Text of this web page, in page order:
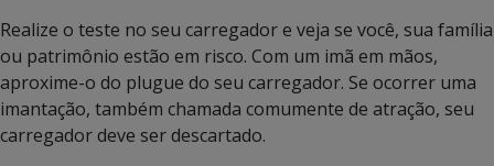
Realize o teste no seu carregador e veja se você, sua família
ou patrimônio estão em risco. Com um imã em mãos,
aproxime-o do plugue do seu carregador. Se ocorrer uma
imantação, também chamada comumente de atração, seu
carregador deve ser descartado.